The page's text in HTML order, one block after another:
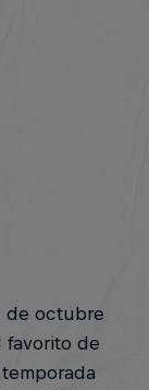
de octubre
favorito de